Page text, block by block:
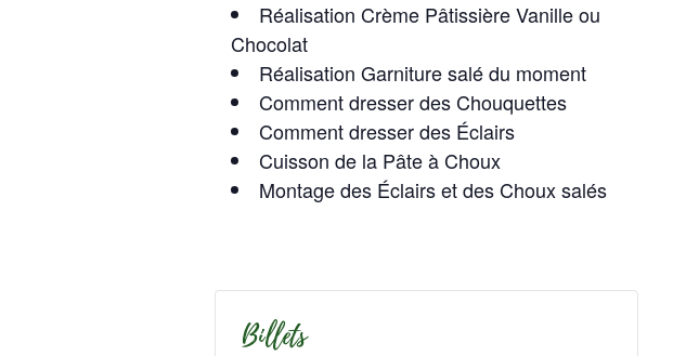
Réalisation Crème Pâtissière Vanille ou
Chocolat
Réalisation Garniture salé du moment
Comment dresser des Chouquettes
Comment dresser des Éclairs
Cuisson de la Pâte à Choux
Montage des Éclairs et des Choux salés
Billets